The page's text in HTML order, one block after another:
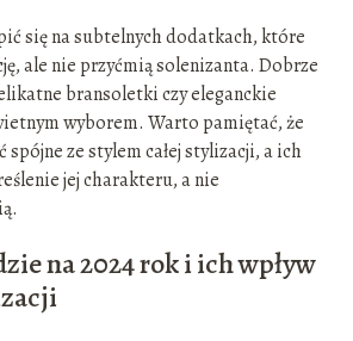
się na subtelnych dodatkach, które
ale nie przyćmią solenizanta. Dobrze
bransoletki czy eleganckie
wyborem. Warto pamiętać, że
ze stylem całej stylizacji, a ich
jej charakteru, a nie
na 2024 rok i ich wpływ